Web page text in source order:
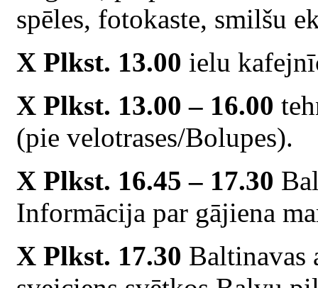
spēles, fotokaste, smilšu
X Plkst. 13.00 ielu
X Plkst. 13.00 – 16.00
(pie velotrases/Bolupes).
X Plkst. 16.45 – 17.30
Informācija par gājiena
X Plkst. 17.30 Baltinavas